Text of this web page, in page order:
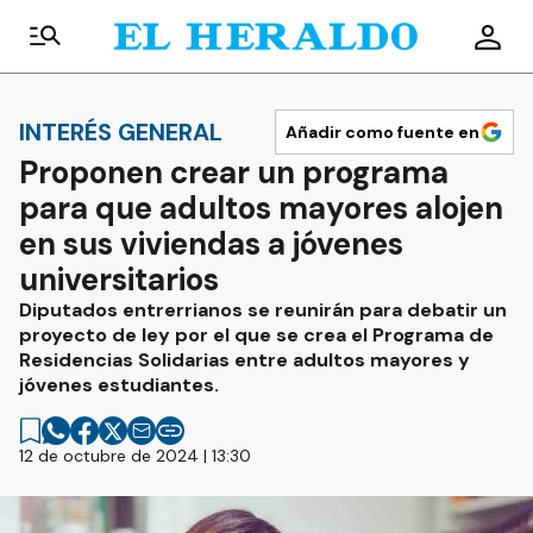
INTERÉS GENERAL Añadir como fuente en
Proponen crear un programa
para que adultos mayores alojen
en sus viviendas a jóvenes
universitarios
Diputados entrerrianos se reunirán para debatir un
proyecto de ley por el que se crea el Programa de
Residencias Solidarias entre adultos mayores y
jóvenes estudiantes.
12 de octubre de 2024 | 13:30